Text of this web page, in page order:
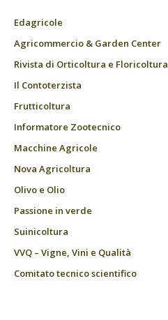
Edagricole
Agricommercio & Garden Center
Rivista di Orticoltura e Floricoltura
Il Contoterzista
Frutticoltura
Informatore Zootecnico
Macchine Agricole
Nova Agricoltura
Olivo e Olio
Passione in verde
Suinicoltura
VVQ – Vigne, Vini e Qualità
Comitato tecnico scientifico